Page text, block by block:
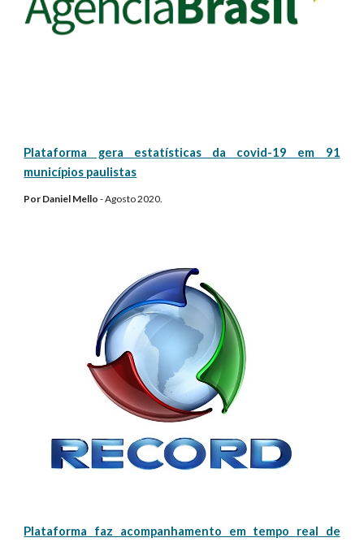
Plataforma gera estatísticas da covid-19 em 91
municípios paulistas
Por Daniel Mello -Agosto2020.
Plataforma faz acompanhamento em tempo real de